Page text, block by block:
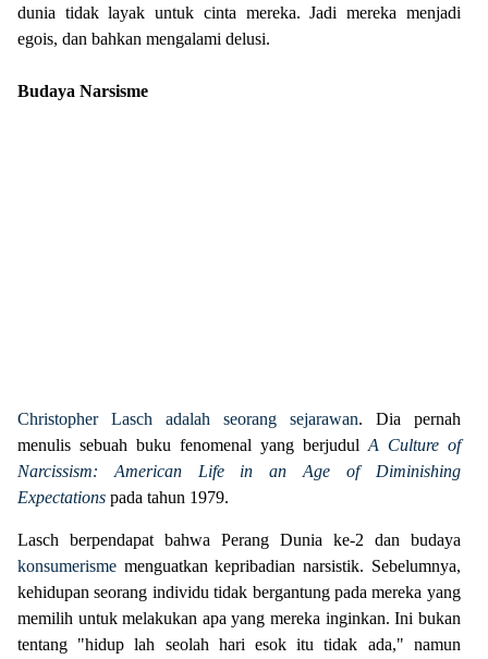
dunia tidak layak untuk cinta mereka. Jadi mereka menjadi
egois, dan bahkan mengalami delusi.
Budaya Narsisme
Christopher Lasch adalah seorang sejarawan. Dia pernah
menulis sebuah buku fenomenal yang berjudul A Culture of
Narcissism: American Life in an Age of Diminishing
Expectations pada tahun 1979.
Lasch berpendapat bahwa Perang Dunia ke-2 dan budaya
konsumerisme menguatkan kepribadian narsistik. Sebelumnya,
kehidupan seorang individu tidak bergantung pada mereka yang
memilih untuk melakukan apa yang mereka inginkan. Ini bukan
tentang "hidup lah seolah hari esok itu tidak ada," namun